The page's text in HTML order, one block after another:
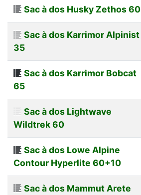
Sac à dos Husky Zethos 60
Sac à dos Karrimor Alpinist
35
Sac à dos Karrimor Bobcat
65
Sac à dos Lightwave
Wildtrek 60
Sac à dos Lowe Alpine
Contour Hyperlite 60+10
Sac à dos Mammut Arete